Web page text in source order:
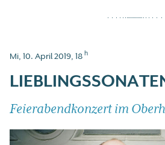
Mi, 10. April 2019, 18 h
Feierabendkonzert im